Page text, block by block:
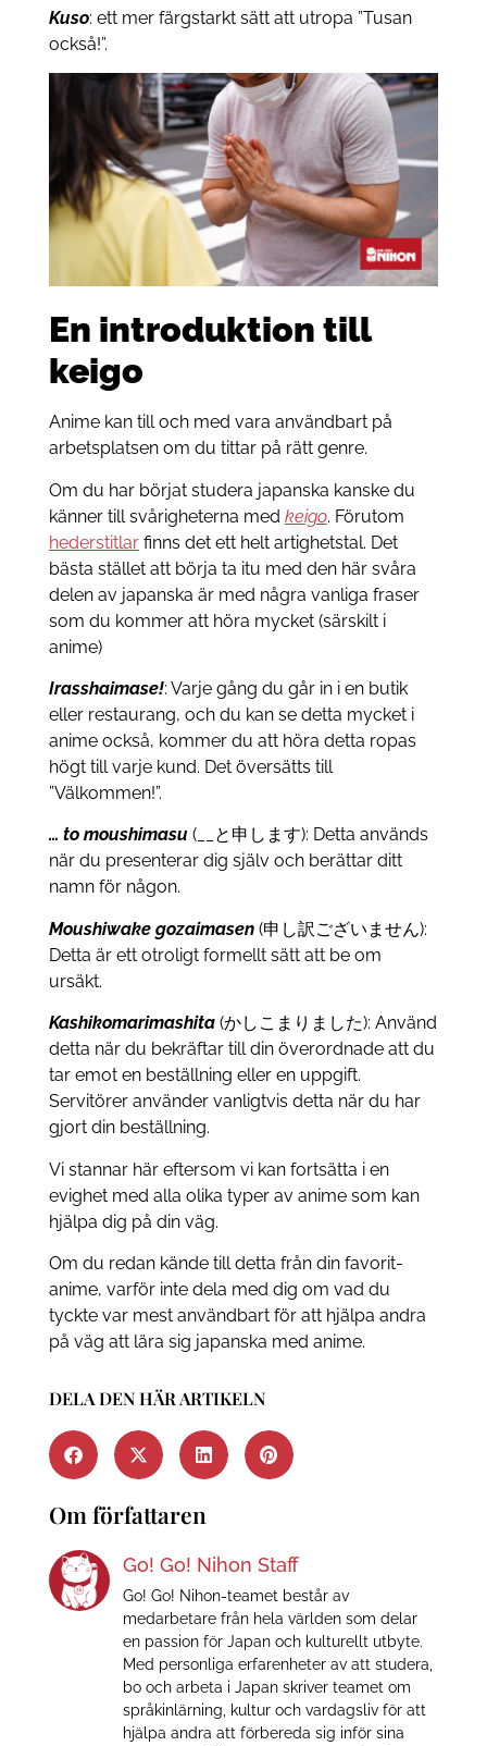
Kuso: ett mer färgstarkt sätt att utropa ”Tusan
också!”.
En introduktion till
keigo
Anime kan till och med vara användbart på
arbetsplatsen om du tittar på rätt genre.
Om du har börjat studera japanska kanske du
känner till svårigheterna med keigo. Förutom
hederstitlarfinns det ett helt artighetstal. Det
bästa stället att börja ta itu med den här svåra
delen av japanska är med några vanliga fraser
som du kommer att höra mycket (särskilt i
anime)
Irasshaimase!: Varje gång du går in i en butik
eller restaurang, och du kan se detta mycket i
anime också, kommer du att höra detta ropas
högt till varje kund. Det översätts till
”Välkommen!”.
… to moushimasu (__と申します): Detta används
när du presenterar dig själv och berättar ditt
namn för någon.
Moushiwake gozaimasen(申し訳ございません):
Detta är ett otroligt formellt sätt att be om
ursäkt.
Kashikomarimashita (かしこまりました): Använd
detta när du bekräftar till din överordnade att du
tar emot en beställning eller en uppgift.
Servitörer använder vanligtvis detta när du har
gjort din beställning.
Vi stannar här eftersom vi kan fortsätta i en
evighet med alla olika typer av anime som kan
hjälpa dig på din väg.
Om du redan kände till detta från din favorit-
anime, varför inte dela med dig om vad du
tyckte var mest användbart för att hjälpa andra
på väg att lära sig japanska med anime.
DELA DEN HÄR ARTIKELN
Om författaren
Go! Go! Nihon Staff
Go! Go! Nihon-teamet består av
medarbetare från hela världen som delar
en passion för Japan och kulturellt utbyte.
Med personliga erfarenheter av att studera,
bo och arbeta i Japan skriver teamet om
språkinlärning, kultur och vardagsliv för att
hjälpa andra att förbereda sig inför sina